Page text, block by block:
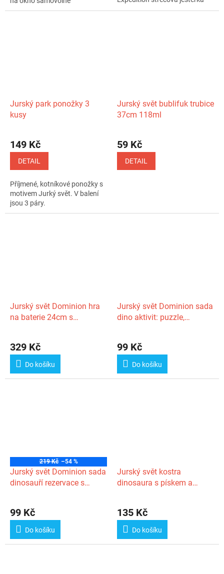
nepravidelným...
je...
Jurský park ponožky 3
kusy
149 Kč
DETAIL
Příjmené, kotníkové ponožky s
motivem Jurký svět. V balení
jsou 3 páry.
Jurský svět bublifuk trubice
37cm 118ml
59 Kč
DETAIL
Jurský svět Dominion hra
na baterie 24cm s
329 Kč
Do košíku
Jurský svět Dominion sada
dino aktivit: puzzle,
99 Kč
Do košíku
219 Kč –54 %
Jurský svět Dominion sada
dinosauří rezervace s
99 Kč
Do košíku
Jurský svět kostra
dinosaura s pískem a
135 Kč
Do košíku